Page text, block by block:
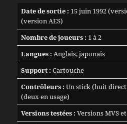
Date de sortie : 15 juin 1992
(version AES)
Nombre de joueurs : 1 à 2
Langues : Anglais, japonais
Support : Cartouche
Contrôleurs : Un stick (huit
(deux en usage)
Versions testées : Versions MVS